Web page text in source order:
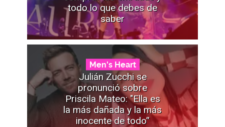
todo lo que debes de
saber
Men's Heart
Julián Zucchi se
pronunció sobre
Priscila Mateo: "Ella es
la más dañada y la más
inocente de todo”